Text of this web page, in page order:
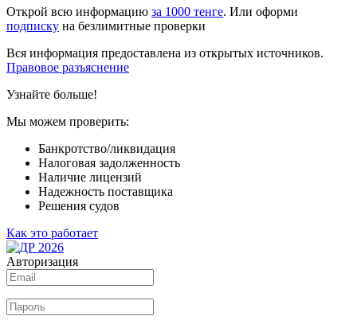
Открой всю информацию за 1000 тенге. Или оформи
подписку на безлимитные проверки
Вся информация предоставлена из открытых источников.
Правовое разъяснение
Узнайте больше!
Мы можем проверить:
Банкротство/ликвидация
Налоговая задолженность
Наличие лицензий
Надежность поставщика
Решения судов
Как это работает
Авторизация